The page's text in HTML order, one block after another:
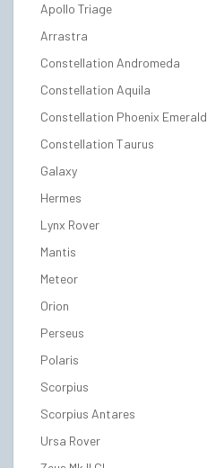
Apollo Triage
Arrastra
Constellation Andromeda
Constellation Aquila
Constellation Phoenix Emerald
Constellation Taurus
Galaxy
Hermes
Lynx Rover
Mantis
Meteor
Orion
Perseus
Polaris
Scorpius
Scorpius Antares
Ursa Rover